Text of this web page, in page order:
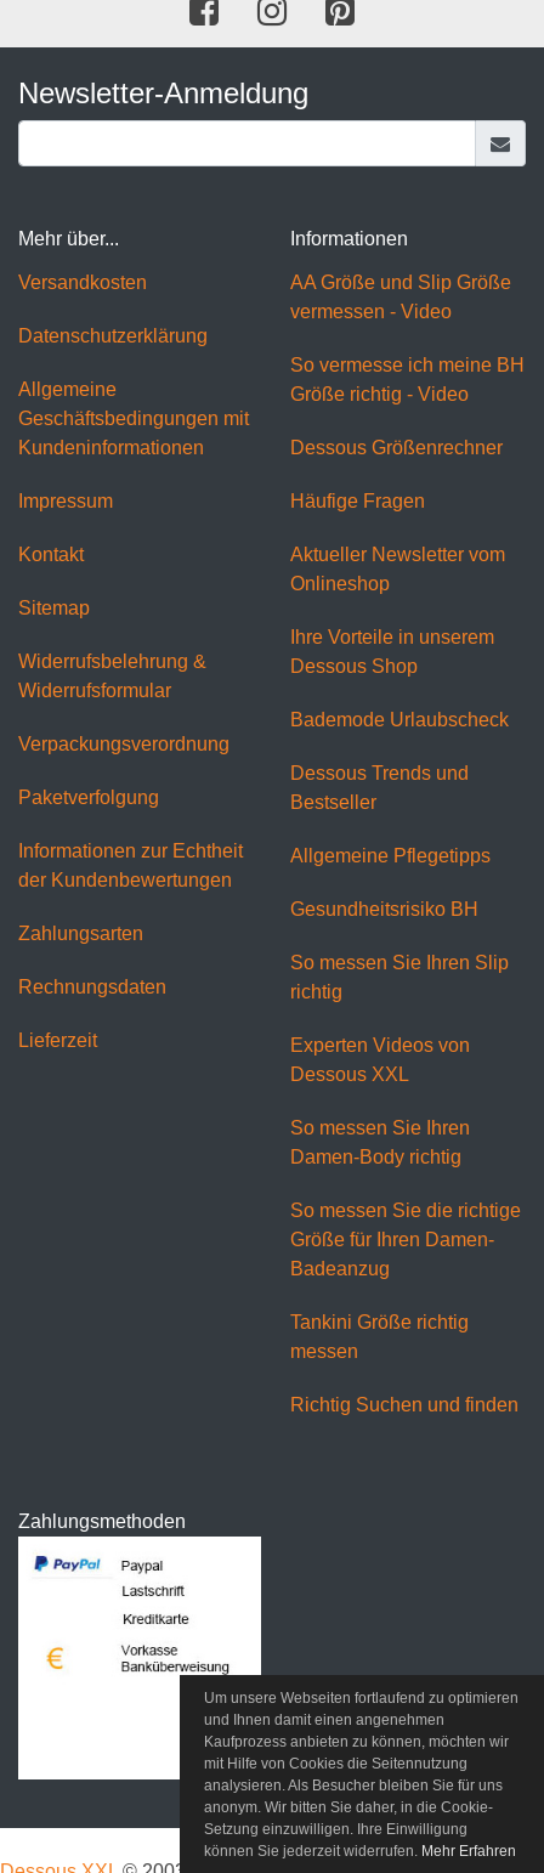
Newsletter-Anmeldung
Mehr über...
Versandkosten
Datenschutzerklärung
Allgemeine
Geschäftsbedingungen mit
Kundeninformationen
Impressum
Kontakt
Sitemap
Widerrufsbelehrung &
Widerrufsformular
Verpackungsverordnung
Paketverfolgung
Informationen zur Echtheit
der Kundenbewertungen
Zahlungsarten
Rechnungsdaten
Lieferzeit
Informationen
AA Größe und Slip Größe
vermessen - Video
So vermesse ich meine BH
Größe richtig - Video
Dessous Größenrechner
Häufige Fragen
Aktueller Newsletter vom
Onlineshop
Ihre Vorteile in unserem
Dessous Shop
Bademode Urlaubscheck
Dessous Trends und
Bestseller
Allgemeine Pflegetipps
Gesundheitsrisiko BH
So messen Sie Ihren Slip
richtig
Experten Videos von
Dessous XXL
So messen Sie Ihren
Damen-Body richtig
So messen Sie die richtige
Größe für Ihren Damen-
Badeanzug
Tankini Größe richtig
messen
Richtig Suchen und finden
Zahlungsmethoden
Um unsere Webseiten fortlaufend zu optimieren
und Ihnen damit einen angenehmen
Kaufprozess anbieten zu können, möchten wir
mit Hilfe von Cookies die Seitennutzung
analysieren. Als Besucher bleiben Sie für uns
anonym. Wir bitten Sie daher, in die Cookie-
Setzung einzuwilligen. Ihre Einwilligung
können Sie jederzeit widerrufen. Mehr Erfahren